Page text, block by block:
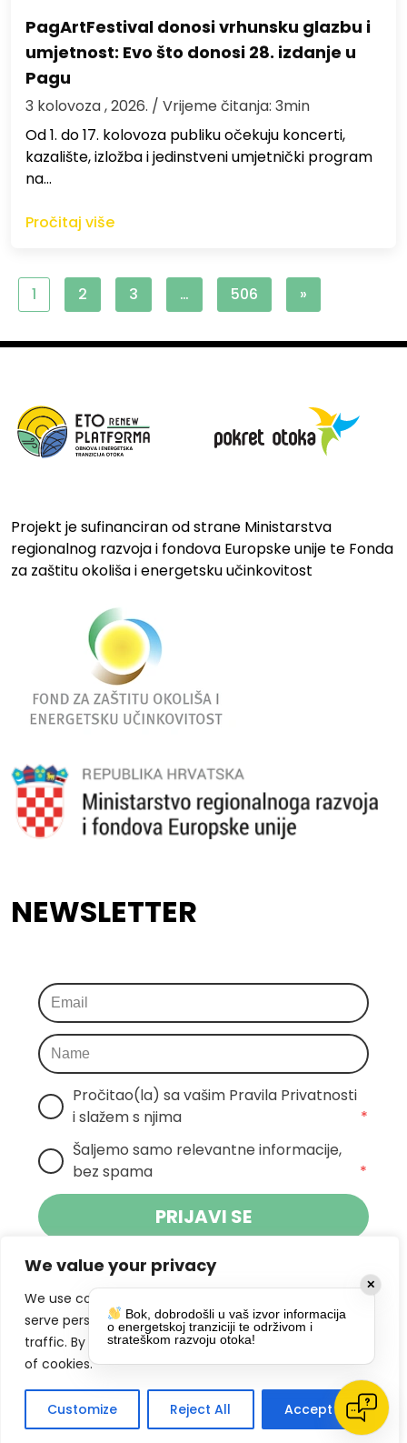
We value your privacy
We use cookies to enhance your browsing experience,
serve personalized ads or content, and analyze our
traffic. By clicking "Accept All", you consent to our use
of cookies.
Customize Reject All Accept All
PagArtFestival donosi vrhunsku glazbu i
umjetnost: Evo što donosi 28. izdanje u
Pagu
3 kolovoza , 2026. / Vrijeme čitanja: 3min
Od 1. do 17. kolovoza publiku očekuju koncerti,
kazalište, izložba i jedinstveni umjetnički program
na…
Pročitaj više
1 2 3 … 506 »
Projekt je sufinanciran od strane Ministarstva
regionalnog razvoja i fondova Europske unije te Fonda
za zaštitu okoliša i energetsku učinkovitost
NEWSLETTER
Pročitao(la) sa vašim Pravila Privatnosti
i slažem s njima
*
Šaljemo samo relevantne informacije,
bez spama
*
PRIJAVI SE
Klikom na gumb dajete suglasnost za
primanje novosti Pokreta Otoka te se
slažete spolitikom privatnosti.
DRUŠTVENE MREŽE
✕
Bok, dobrodošli u vaš izvor informacija
o energetskoj tranziciji te održivom i
strateškom razvoju otoka!